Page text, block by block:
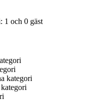
1 och 0 gäst
kategori